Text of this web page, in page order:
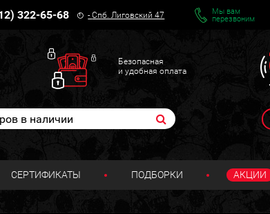
322-65-68 -Спб. Лиговский 47
Мы вам
перезвоним
Безопасная
и удобная оплата
СЕРТИФИКАТЫ ПОДБОРКИ АКЦИИ